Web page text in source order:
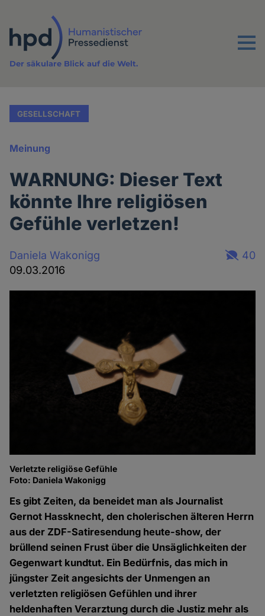
Inhalt
Menu
Der säkulare Blick auf die Welt.
GESELLSCHAFT
Meinung
WARNUNG: Dieser Text
könnte Ihre religiösen
Gefühle verletzen!
Daniela Wakonigg
09.03.2016
40
Verletzte religiöse Gefühle
Foto: Daniela Wakonigg
Es gibt Zeiten, da beneidet man als Journalist
Gernot Hassknecht, den cholerischen älteren Herrn
aus der ZDF-Satiresendung heute-show, der
brüllend seinen Frust über die Unsäglichkeiten der
Gegenwart kundtut. Ein Bedürfnis, das mich in
jüngster Zeit angesichts der Unmengen an
verletzten religiösen Gefühlen und ihrer
heldenhaften Verarztung durch die Justiz mehr als